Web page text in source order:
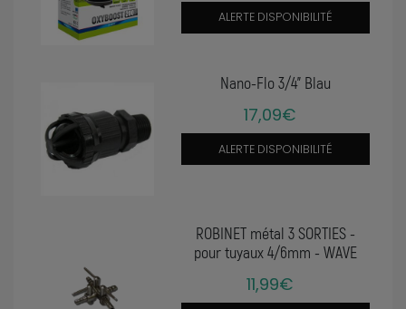
ALERTE DISPONIBILITÉ
Nano-Flo 3/4" Blau
17,09€
ALERTE DISPONIBILITÉ
ROBINET métal 3 SORTIES -
pour tuyaux 4/6mm - WAVE
11,99€